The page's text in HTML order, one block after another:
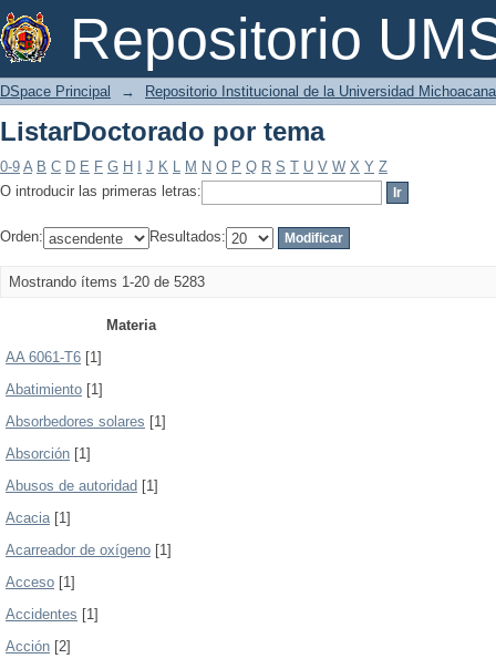
Repositorio
ListarDoctorado por tema
DSpace Principal → Repositorio Institucional de la Universidad
ListarDoctorado por tema
0-9 A B C D E F G H J K L M N O P Q R S T U V W X Y Z
O introducir las primeras letras:
Orden: Resultados:
Mostrando ítems 1-20 de 5283
Materia
AA 6061-T6 [1]
Abatimiento [1]
Absorbedores solares [1]
Absorción [1]
Abusos de autoridad [1]
Acacia[1]
Acarreador de oxígeno [1]
Acceso [1]
Accidentes [1]
Acción [2]